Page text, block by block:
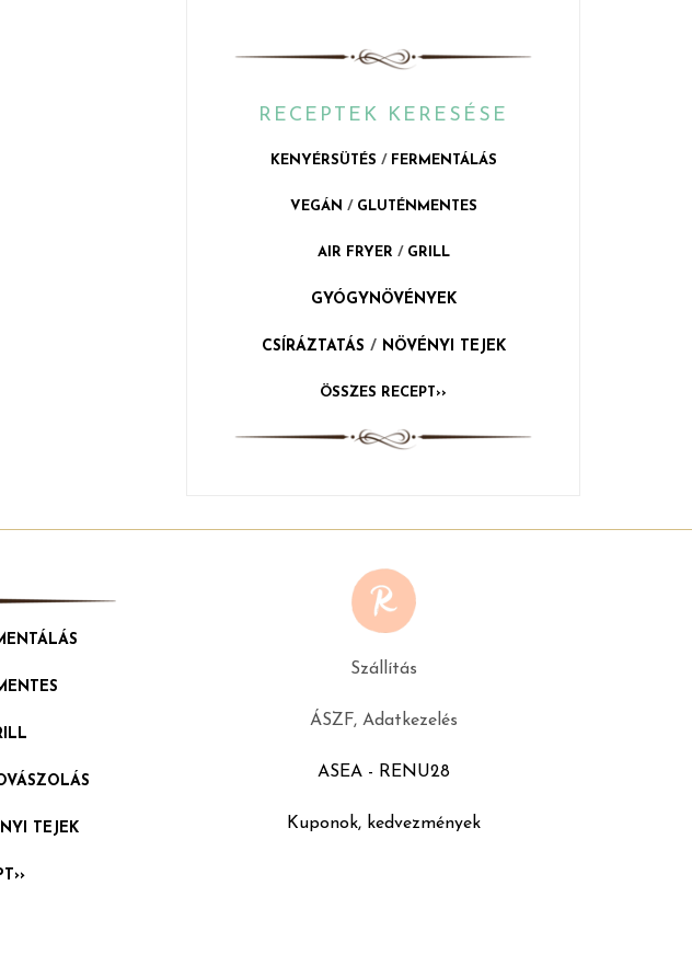
RECEPTEK KERESÉSE
KENYÉRSÜTÉS / FERMENTÁLÁS
VEGÁN / GLUTÉNMENTES
AIR FRYER / GRILL
GYÓGYNÖVÉNYEK
CSÍRÁZTATÁS / NÖVÉNYI TEJEK
ÖSSZES RECEPT››
TEJEK
Szállítás
ÁSZF, Adatkezelés
ASEA - RENU28
Kuponok, kedvezmények